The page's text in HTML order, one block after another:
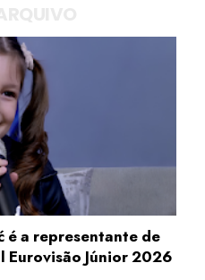
é a representante de
Eurovisão Júnior 2026